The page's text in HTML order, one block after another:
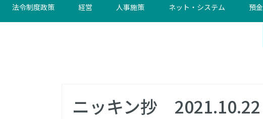
法令制度政策 経営 人事施策 ネット・システム 預金
ニッキン抄 2021.10.22